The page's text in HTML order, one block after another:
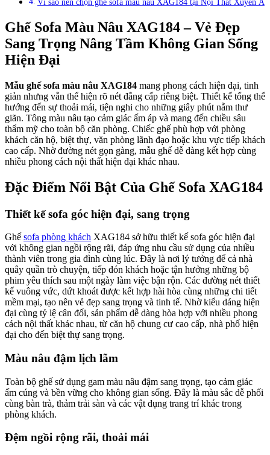
Ghế Sofa Màu Nâu XAG184 – Vẻ Đẹp
Sang Trọng Nâng Tầm Không Gian Sống
Hiện Đại
Mẫu ghế sofa màu nâu XAG184 mang phong cách hiện đại, tinh
giản nhưng vẫn thể hiện rõ nét đẳng cấp riêng biệt. Thiết kế tổng thể
hướng đến sự thoải mái, tiện nghi cho những giây phút nằm thư
giãn. Tông màu nâu tạo cảm giác ấm áp và mang đến chiều sâu
thẩm mỹ cho toàn bộ căn phòng. Chiếc ghế phù hợp với phòng
khách căn hộ, biệt thự, văn phòng lãnh đạo hoặc khu vực tiếp khách
cao cấp. Nhờ đường nét gọn gàng, mẫu ghế dễ dàng kết hợp cùng
nhiều phong cách nội thất hiện đại khác nhau.
Đặc Điểm Nổi Bật Của Ghế Sofa XAG184
Thiết kế sofa góc hiện đại, sang trọng
Ghế sofa phòng khách XAG184 sở hữu thiết kế sofa góc hiện đại
với không gian ngồi rộng rãi, đáp ứng nhu cầu sử dụng của nhiều
thành viên trong gia đình cùng lúc. Đây là nơi lý tưởng để cả nhà
quây quần trò chuyện, tiếp đón khách hoặc tận hưởng những bộ
phim yêu thích sau một ngày làm việc bận rộn. Các đường nét thiết
kế vuông vức, dứt khoát được kết hợp hài hòa cùng những chi tiết
mềm mại, tạo nên vẻ đẹp sang trọng và tinh tế. Nhờ kiểu dáng hiện
đại cùng tỷ lệ cân đối, sản phẩm dễ dàng hòa hợp với nhiều phong
cách nội thất khác nhau, từ căn hộ chung cư cao cấp, nhà phố hiện
đại cho đến biệt thự sang trọng.
Màu nâu đậm lịch lãm
Toàn bộ ghế sử dụng gam màu nâu đậm sang trọng, tạo cảm giác
ấm cúng và bền vững cho không gian sống. Đây là màu sắc dễ phối
cùng bàn trà, thảm trải sàn và các vật dụng trang trí khác trong
phòng khách.
Đệm ngồi rộng rãi, thoải mái